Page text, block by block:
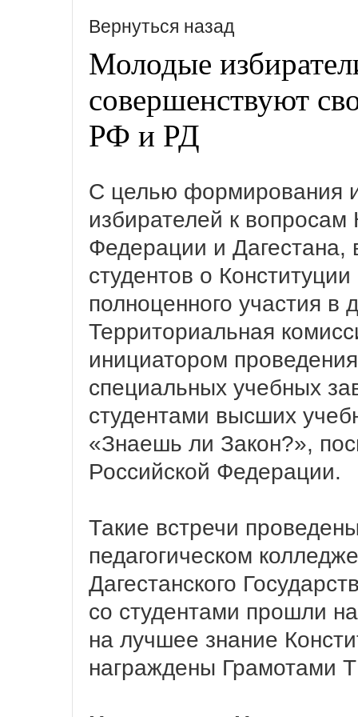
Вернуться назад
Молодые
совершенствуют
РФ и РД
С целью формирования
избирателей к вопросам
Федерации и Дагестана,
студентов о
полноценного участия в
Территориальная
инициатором
специальных учебных
студентами высших
«Знаешь ли Закон?»,
Российской Федерации.
Такие встречи
педагогическом
Дагестанского
со студентами прошли
на лучшее знание
награждены Грамотами